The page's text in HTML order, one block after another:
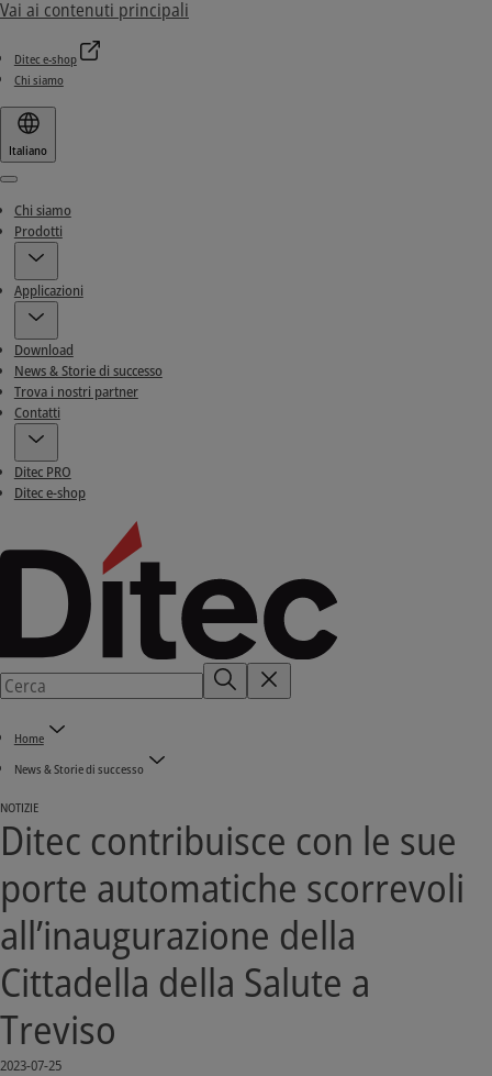
Vai ai contenuti principali
Ditec e-shop
Chi siamo
Italiano
Menu
Chi siamo
Prodotti
Applicazioni
Download
News & Storie di successo
Trova i nostri partner
Contatti
Ditec PRO
Ditec e-shop
Home
News & Storie di successo
NOTIZIE
Ditec contribuisce con le sue
porte automatiche scorrevoli
all’inaugurazione della
Cittadella della Salute a
Treviso
2023-07-25